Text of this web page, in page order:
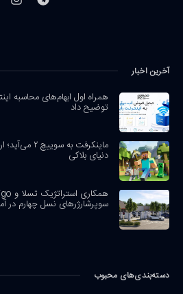
آخرین اخبار
همراه اول ابهام‌های محاسبه
توضیح داد
ماینکرفت به
دنیای بلاکی
سوپرشارژرهای نسل چهارم در
دسته‌بندی‌های محبوب